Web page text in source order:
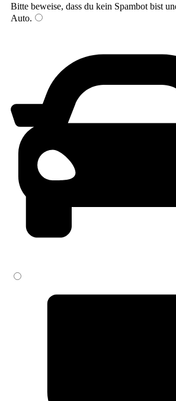
Bitte beweise, dass du kein Spambot bist
Auto.